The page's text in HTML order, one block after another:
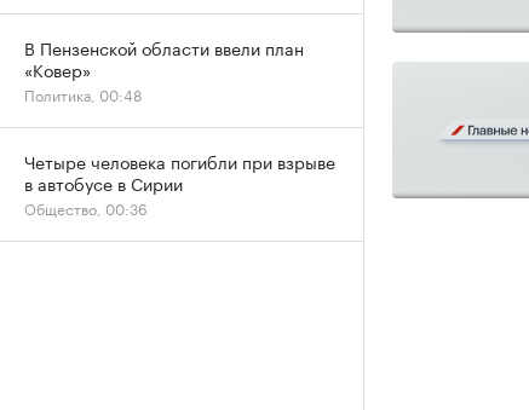
В Пензенской области ввели план
«Ковер»
Политика, 00:48
Четыре человека погибли при взрыве
в автобусе в Сирии
Общество, 00:36